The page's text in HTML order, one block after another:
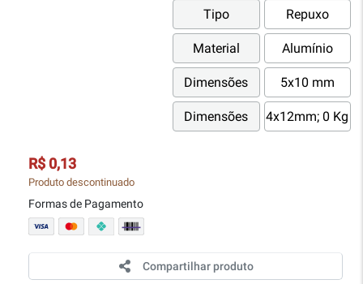
Tipo Repuxo
Material Alumínio
Dimensões 5x10 mm
Dimensões 4x12mm; 0 Kg
R$ 0,13
Produto descontinuado
Formas de Pagamento
Compartilhar produto